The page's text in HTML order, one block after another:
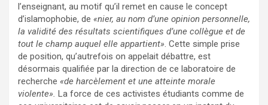
l’enseignant, au motif qu’il remet en cause le concept
d’islamophobie, de «nier, au nom d’une opinion personnelle,
la validité des résultats scientifiques d’une collègue et de
tout le champ auquel elle appartient». Cette simple prise
de position, qu’autrefois on appelait débattre, est
désormais qualifiée par la direction de ce laboratoire de
recherche «de harcèlement et une atteinte morale
violente». La force de ces activistes étudiants comme de